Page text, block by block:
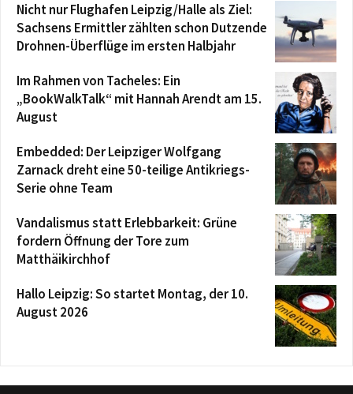
Nicht nur Flughafen Leipzig/Halle als Ziel:
Sachsens Ermittler zählten schon Dutzende
Drohnen-Überflüge im ersten Halbjahr
Im Rahmen von Tacheles: Ein
„BookWalkTalk“ mit Hannah Arendt am 15.
August
Embedded: Der Leipziger Wolfgang
Zarnack dreht eine 50-teilige Antikriegs-
Serie ohne Team
Vandalismus statt Erlebbarkeit: Grüne
fordern Öffnung der Tore zum
Matthäikirchhof
Hallo Leipzig: So startet Montag, der 10.
August 2026